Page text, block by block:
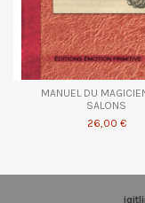
MANUEL DU
SALONS
26,00 €